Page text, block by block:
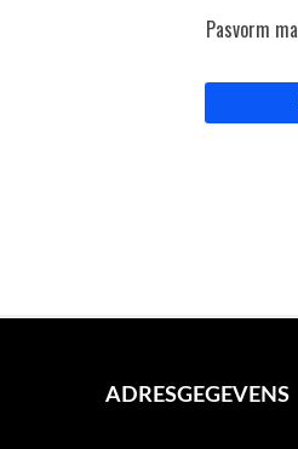
Pasvorm
ADRESGEGEVENS